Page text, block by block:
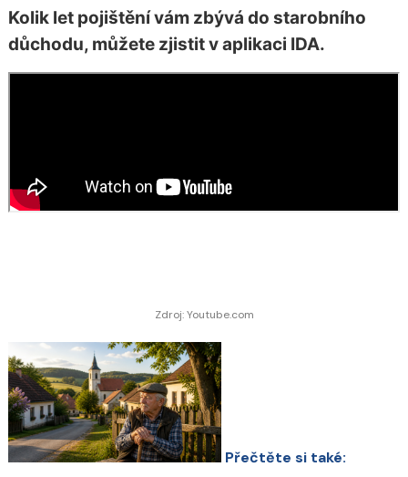
Kolik let pojištění vám zbývá do starobního
důchodu, můžete zjistit v aplikaci IDA.
Zdroj: Youtube.com
Přečtěte si také: